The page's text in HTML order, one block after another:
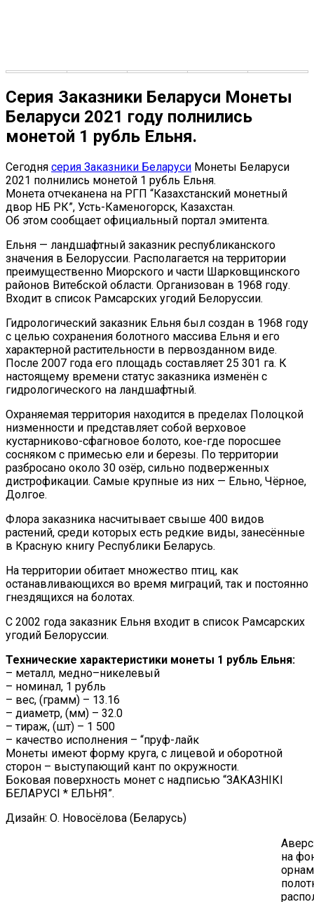
Серия Заказники Беларуси Монеты
Беларуси 2021 году полнились
монетой 1 рубль Ельня.
Сегодня серия Заказники Беларуси Монеты Беларуси
2021 полнились монетой 1 рубль Ельня.
Монета отчеканена на РГП “Казахстанский монетный
двор НБ РК”, Усть-Каменогорск, Казахстан.
Об этом сообщает официальный портал эмитента.
Ельня — ландшафтный заказник республиканского
значения в Белоруссии. Располагается на территории
преимущественно Миорского и части Шарковщинского
районов Витебской области. Организован в 1968 году.
Входит в список Рамсарских угодий Белоруссии.
Гидрологический заказник Ельня был создан в 1968 году
с целью сохранения болотного массива Ельня и его
характерной растительности в первозданном виде.
После 2007 года его площадь составляет 25 301 га. К
настоящему времени статус заказника изменён с
гидрологического на ландшафтный.
Охраняемая территория находится в пределах Полоцкой
низменности и представляет собой верховое
кустарниково-сфагновое болото, кое-где поросшее
сосняком с примесью ели и березы. По территории
разбросано около 30 озёр, сильно подверженных
дистрофикации. Самые крупные из них — Ельно, Чёрное,
Долгое.
Флора заказника насчитывает свыше 400 видов
растений, среди которых есть редкие виды, занесённые
в Красную книгу Республики Беларусь.
На территории обитает множество птиц, как
останавливающихся во время миграций, так и постоянно
гнездящихся на болотах.
С 2002 года заказник Ельня входит в список Рамсарских
угодий Белоруссии.
Технические характеристики монеты 1 рубль Ельня:
– металл, медно–никелевый
– номинал, 1 рубль
– вес, (грамм) – 13.16
– диаметр, (мм) – 32.0
– тираж, (шт) – 1 500
– качество исполнения – “пруф-лайк
Монеты имеют форму круга, с лицевой и оборотной
сторон – выступающий кант по окружности.
Боковая поверхность монет с надписью “ЗАКАЗНІКІ
БЕЛАРУСІ * ЕЛЬНЯ”.
Дизайн: О. Новосёлова (Беларусь)
на